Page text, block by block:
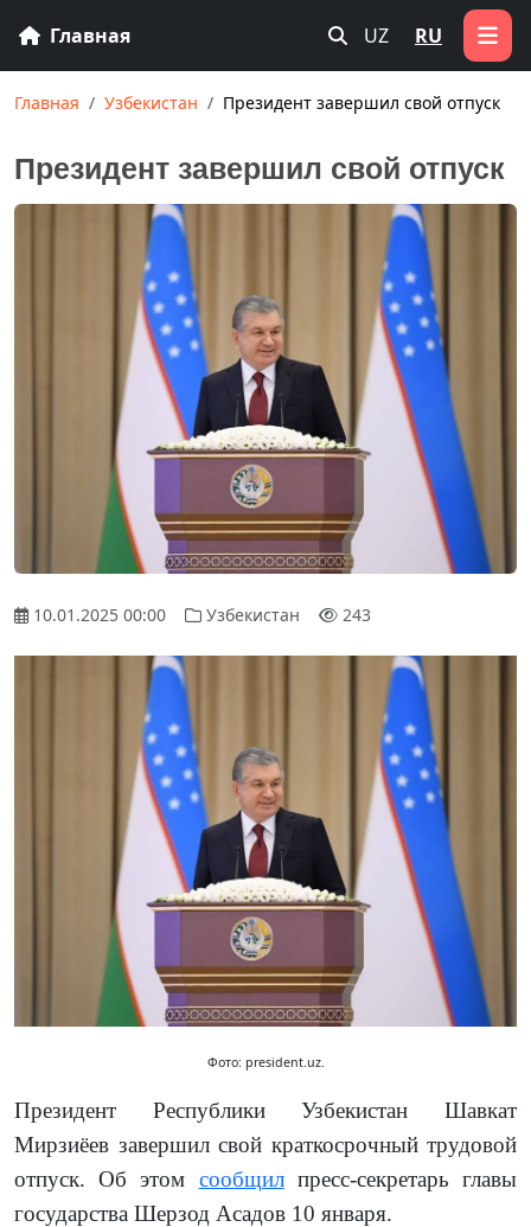
Главная UZ RU
Главная Узбекистан Президент завершил свой отпуск
Президент завершил свой отпуск
10.01.2025 00:00 Узбекистан 243
Фото: president.uz.
Президент Республики Узбекистан Шавкат
Мирзиёев завершил свой краткосрочный трудовой
отпуск. Об этом сообщилпресс-секретарь главы
государства Шерзод Асадов 10 января.